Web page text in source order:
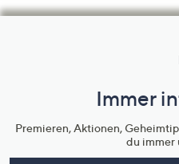
Immer
Premieren, Aktionen,
du immer